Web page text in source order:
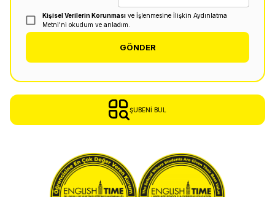
Kişisel Verilerin Korunması ve İşlenmesine İlişkin Aydınlatma
Metni'ni okudum ve anladım.
GÖNDER
ŞUBENI BUL